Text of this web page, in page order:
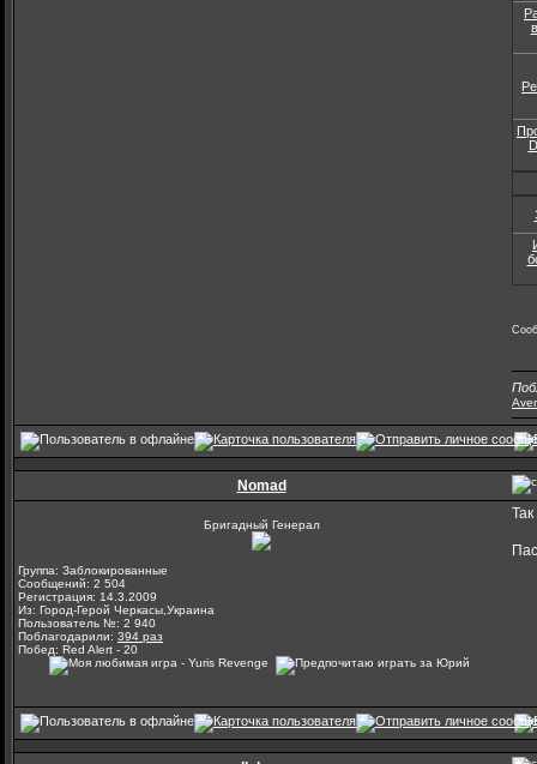
Nomad
Бригадный Генерал
Группа: Заблокированные
Сообщений: 2 504
Регистрация: 14.3.2009
Из: Город-Герой Черкасы,Украина
Пользователь №: 2 940
Поблагодарили: 394 раз
Побед: Red Alert - 20